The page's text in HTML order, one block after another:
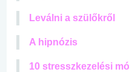
Leválni a szülőkről
A hipnózis
10 stresszkezelési